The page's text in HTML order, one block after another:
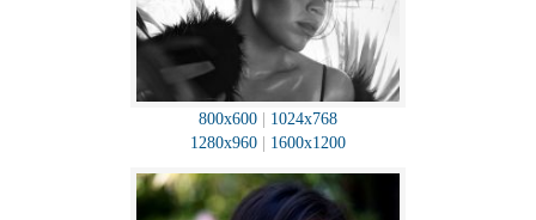
800x600
1024x768
1280x960
1600x1200